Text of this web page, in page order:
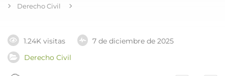
Derecho Civil
1.24K visitas
7 de diciembre de 2025
Derecho Civil